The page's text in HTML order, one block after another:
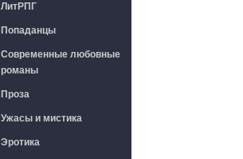
ЛитРПГ
Попаданцы
Современные любовные
романы
Проза
Ужасы и мистика
Эротика